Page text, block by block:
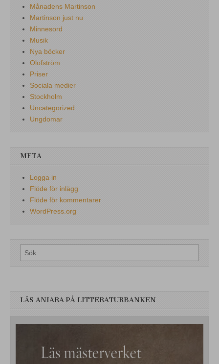
Månadens Martinson
Martinson just nu
Minnesord
Musik
Nya böcker
Olofström
Priser
Sociala medier
Stockholm
Uncategorized
Ungdomar
META
Logga in
Flöde för inlägg
Flöde för kommentarer
WordPress.org
Sök
efter:
LÄS ANIARA PÅ LITTERATURBANKEN